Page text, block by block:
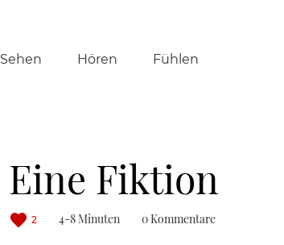
Sehen Hören Fühlen
Eine Fiktion
2 4-8 Minuten 0 Kommentare